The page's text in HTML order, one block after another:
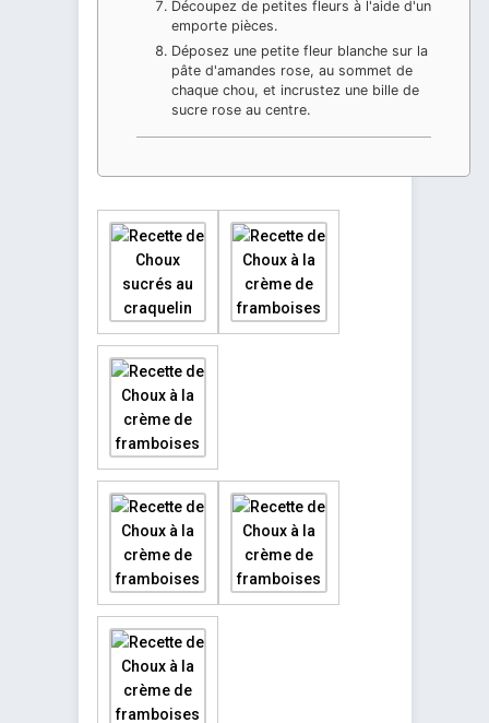
Découpez de petites fleurs à l'aide d'un
emporte pièces.
Déposez une petite fleur blanche sur la
pâte d'amandes rose, au sommet de
chaque chou, et incrustez une bille de
sucre rose au centre.